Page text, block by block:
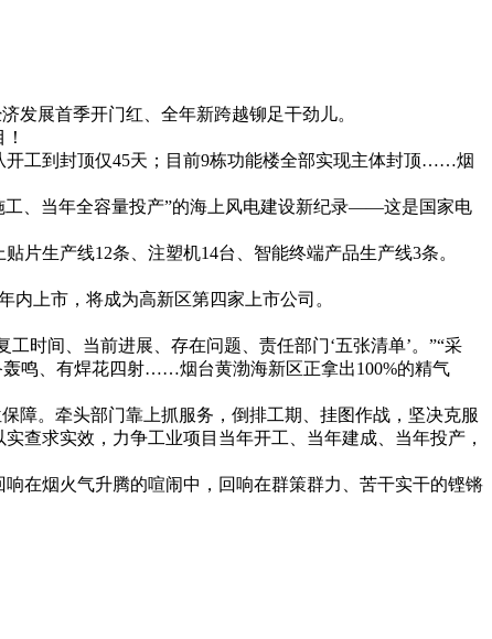
发展首季开门红、全年新跨越铆足干劲儿。
开工到封顶仅45天；目前9栋功能楼全部实现主体封顶……烟
工、当年全容量投产”的海上风电建设新纪录——这是国家电
片生产线12条、注塑机14台、智能终端产品生产线3条。
上市，将成为高新区第四家上市公司。
时间、当前进展、存在问题、责任部门‘五张清单’。”“采
鸣、有焊花四射……烟台黄渤海新区正拿出100%的精气
障。牵头部门靠上抓服务，倒排工期、挂图作战，坚决克服
查求实效，力争工业项目当年开工、当年建成、当年投产，
在烟火气升腾的喧闹中，回响在群策群力、苦干实干的铿锵